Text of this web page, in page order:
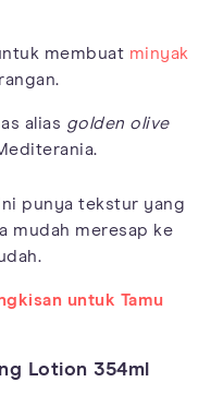
membuat minyak
alias golden olive
punya tekstur yang
mudah meresap ke
untuk Tamu
Lotion 354ml